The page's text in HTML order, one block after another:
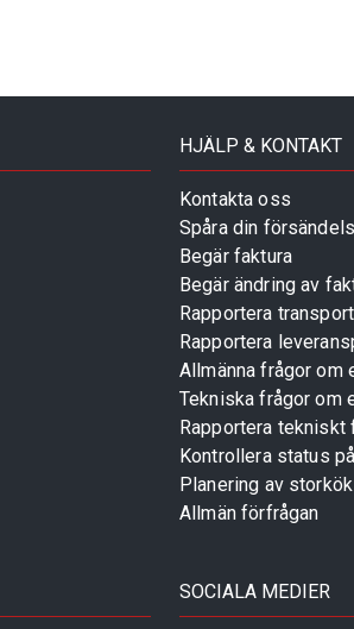
HJÄLP & KONTAKT
Kontakta oss
Spåra din
Begär faktura
Begär ändring av
Rapportera
Rapportera
Allmänna frågor om
Tekniska frågor om
Rapportera tekniskt
Kontrollera status
Planering av
Allmän förfrågan
SOCIALA MEDIER